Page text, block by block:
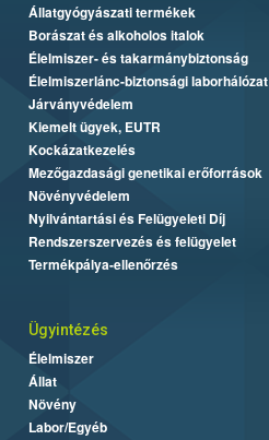
Állatgyógyászati termékek
Borászat és alkoholos italok
Élelmiszer- és takarmánybiztonság
Élelmiszerlánc-biztonsági laborhálózat
Járványvédelem
Kiemelt ügyek, EUTR
Kockázatkezelés
Mezőgazdasági genetikai erőforrások
Növényvédelem
Nyilvántartási és Felügyeleti Díj
Rendszerszervezés és felügyelet
Termékpálya-ellenőrzés
Ügyintézés
Élelmiszer
Állat
Növény
Labor/Egyéb